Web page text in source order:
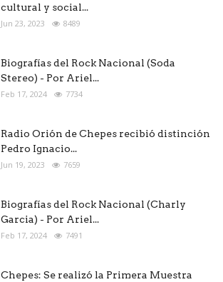
cultural y social...
Jun 23, 2023 8489
Biografías del Rock Nacional (Soda
Stereo) - Por Ariel...
Feb 17, 2024 7734
Radio Orión de Chepes recibió distinción
Pedro Ignacio...
Jun 19, 2023 7659
Biografías del Rock Nacional (Charly
Garcia) - Por Ariel...
Feb 17, 2024 7491
Chepes: Se realizó la Primera Muestra